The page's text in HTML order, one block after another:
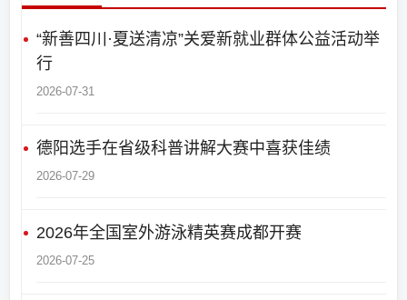
“新善四川·夏送清凉”关爱新就业群体公益活动举
行
2026-07-31
德阳选手在省级科普讲解大赛中喜获佳绩
2026-07-29
2026年全国室外游泳精英赛成都开赛
2026-07-25